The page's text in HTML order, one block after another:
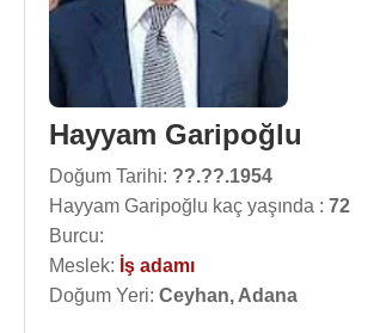
Hayyam Garipoğlu
Doğum Tarihi: ??.??.1954
Hayyam Garipoğlu kaç yaşında : 72
Burcu:
Meslek: İş adamı
Doğum Yeri: Ceyhan, Adana